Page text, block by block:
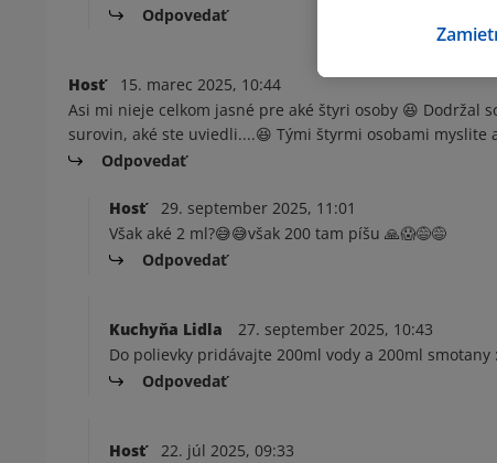
Odpovedať
Hosť
15. marec 2025, 10:44
Asi mi nieje celkom jasné pre aké štyri osoby 😆 Dodržal
surovin, aké ste uviedli....😆 Tými štyrmi osobami myslite
Odpovedať
Hosť
29. september 2025, 11:01
Však aké 2 ml?😅😅však 200 tam píšu 🙏😱😅😅
Odpovedať
Kuchyňa Lidla
27. september 2025, 10:43
Do polievky pridávajte 200ml vody a 200ml
Odpovedať
Hosť
22. júl 2025, 09:33